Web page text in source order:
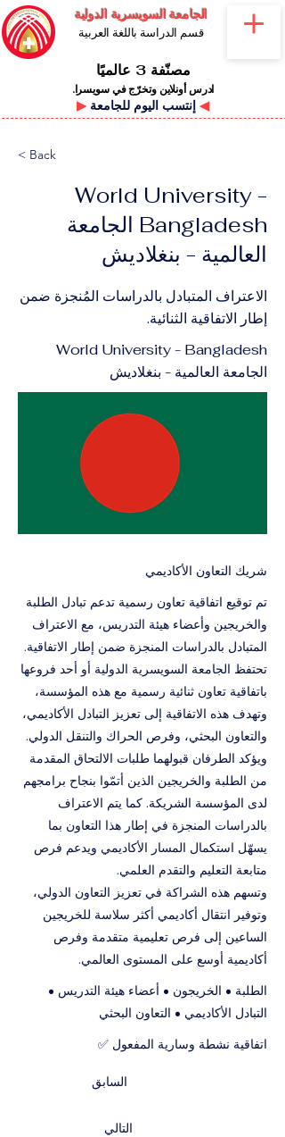
الجامعة السويسرية الدولية
قسم الدراسة باللغة العربية
مصنّفة 3 عالميًا
ادرس أونلاين وتخرّج في سويسرا.
▶ ◀
< Back
World University -
Bangladesh الجامعة
العالمية - بنغلاديش
الاعتراف المتبادل بالدراسات المُنجزة ضمن
إطار الاتفاقية الثنائية.
World University - Bangladesh
الجامعة العالمية - بنغلاديش
شريك التعاون الأكاديمي
تم توقيع اتفاقية تعاون رسمية تدعم تبادل الطلبة
والخريجين وأعضاء هيئة التدريس، مع الاعتراف
المتبادل بالدراسات المنجزة ضمن إطار الاتفاقية.
تحتفظ الجامعة السويسرية الدولية أو أحد فروعها
باتفاقية تعاون ثنائية رسمية مع هذه المؤسسة،
وتهدف هذه الاتفاقية إلى تعزيز التبادل الأكاديمي،
والتعاون البحثي، وفرص الحراك والتنقل الدولي.
ويؤكد الطرفان قبولهما طلبات الالتحاق المقدمة
من الطلبة والخريجين الذين أتمّوا بنجاح برامجهم
لدى المؤسسة الشريكة. كما يتم الاعتراف
بالدراسات المنجزة في إطار هذا التعاون بما
يسهّل استكمال المسار الأكاديمي ويدعم فرص
متابعة التعليم والتقدم العلمي.
وتسهم هذه الشراكة في تعزيز التعاون الدولي،
وتوفير انتقال أكاديمي أكثر سلاسة للخريجين
الساعين إلى فرص تعليمية متقدمة وفرص
أكاديمية أوسع على المستوى العالمي.
الطلبة • الخريجون • أعضاء هيئة التدريس •
التبادل الأكاديمي • التعاون البحثي
اتفاقية نشطة وسارية المفعول ✅
السابق
التالي